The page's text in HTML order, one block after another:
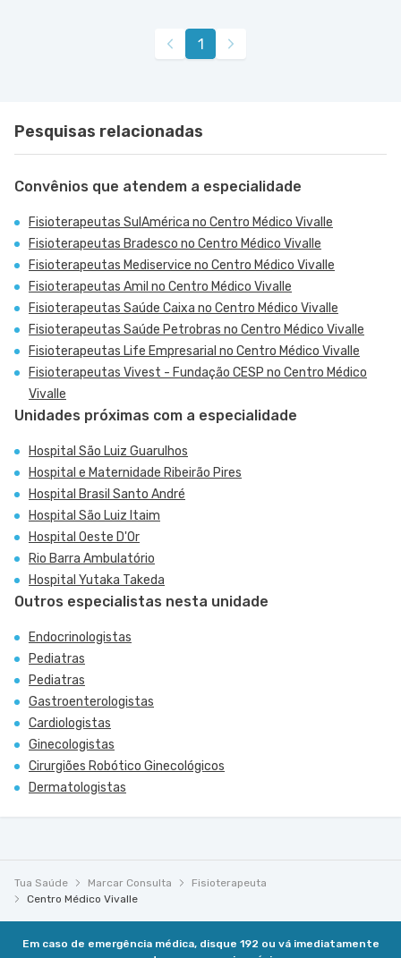
1
Pesquisas relacionadas
Convênios que atendem a especialidade
Fisioterapeutas SulAmérica no Centro Médico Vivalle
Fisioterapeutas Bradesco no Centro Médico Vivalle
Fisioterapeutas Mediservice no Centro Médico Vivalle
Fisioterapeutas Amil no Centro Médico Vivalle
Fisioterapeutas Saúde Caixa no Centro Médico Vivalle
Fisioterapeutas Saúde Petrobras no Centro Médico Vivalle
Fisioterapeutas Life Empresarial no Centro Médico Vivalle
Fisioterapeutas Vivest - Fundação CESP no Centro Médico
Vivalle
Unidades próximas com a especialidade
Hospital São Luiz Guarulhos
Hospital e Maternidade Ribeirão Pires
Hospital Brasil Santo André
Hospital São Luiz Itaim
Hospital Oeste D'Or
Rio Barra Ambulatório
Hospital Yutaka Takeda
Outros especialistas nesta unidade
Endocrinologistas
Pediatras
Pediatras
Gastroenterologistas
Cardiologistas
Ginecologistas
Cirurgiões Robótico Ginecológicos
Dermatologistas
Tua Saúde Marcar Consulta
Fisioterapeuta
Centro Médico Vivalle
Em caso de emergência médica, disque 192 ou vá imediatamente